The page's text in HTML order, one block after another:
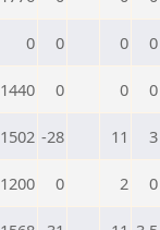
0 0 0 0
1440 0 0 0
1502 -28 11 3
1200 0 2 0